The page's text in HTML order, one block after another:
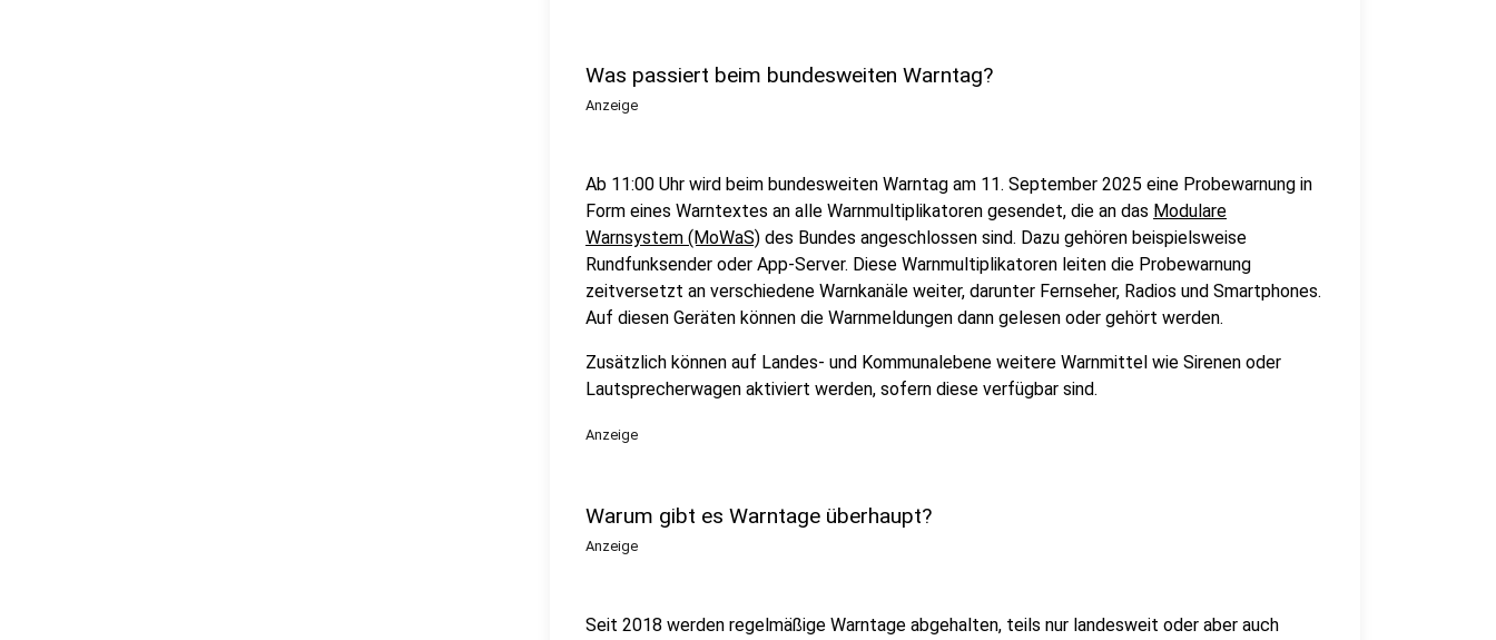
Was passiert beim bundesweiten Warntag?
Anzeige
Ab 11:00 Uhr wird beim bundesweiten Warntag am 11. September 2025 eine Probewarnung in
Form eines Warntextes an alle Warnmultiplikatoren gesendet, die an das Modulare
Warnsystem (MoWaS) des Bundes angeschlossen sind. Dazu gehören beispielsweise
Rundfunksender oder App-Server. Diese Warnmultiplikatoren leiten die Probewarnung
zeitversetzt an verschiedene Warnkanäle weiter, darunter Fernseher, Radios und Smartphones.
Auf diesen Geräten können die Warnmeldungen dann gelesen oder gehört werden.
Zusätzlich können auf Landes- und Kommunalebene weitere Warnmittel wie Sirenen oder
Lautsprecherwagen aktiviert werden, sofern diese verfügbar sind.
Anzeige
Warum gibt es Warntage überhaupt?
Anzeige
Seit 2018 werden regelmäßige Warntage abgehalten, teils nur landesweit oder aber auch